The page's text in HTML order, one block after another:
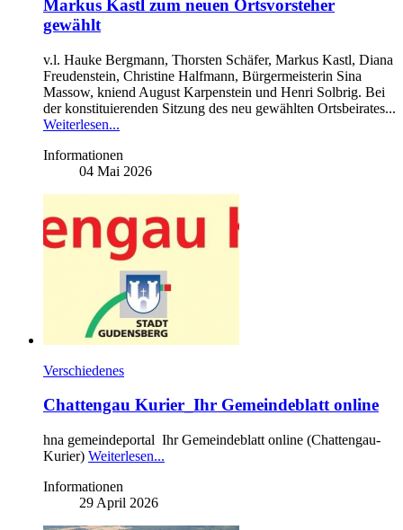
Markus Kastl zum neuen Ortsvorsteher
gewählt
v.l. Hauke Bergmann, Thorsten Schäfer, Markus Kastl, Diana
Freudenstein, Christine Halfmann, Bürgermeisterin Sina
Massow, kniend August Karpenstein und Henri Solbrig. Bei
der konstituierenden Sitzung des neu gewählten Ortsbeirates...
Weiterlesen...
Informationen
04 Mai 2026
Verschiedenes
Chattengau Kurier_Ihr Gemeindeblatt online
hna gemeindeportal Ihr Gemeindeblatt online (Chattengau-
Kurier) Weiterlesen...
Informationen
29 April 2026